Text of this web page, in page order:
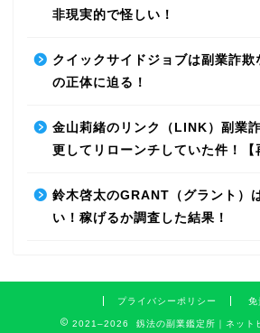
非現実的で怪しい！
クイックサイドジョブは副業詐欺
の正体に迫る！
金山莉緒のリンク（LINK）副業
更してリローンチしていた件！【
鈴木啓太のGRANT（グラント）
い！稼げるか調査した結果！
プライバシーポリシー 免
2021–2026 釼法の副業鑑定所｜ネット